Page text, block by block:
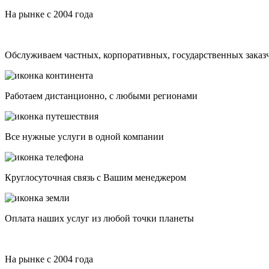
На рынке с 2004 года
Обслуживаем частных, корпоративных, государственных
Работаем дистанционно, с любыми регионами
Все нужные услуги в одной компании
Круглосуточная связь с Вашим менеджером
Оплата наших услуг из любой точки планеты
На рынке с 2004 года